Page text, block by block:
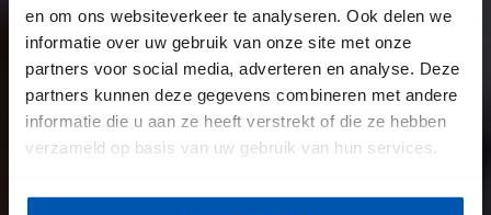
en om ons websiteverkeer te analyseren. Ook delen we
informatie over uw gebruik van onze site met onze
partners voor social media, adverteren en analyse. Deze
partners kunnen deze gegevens combineren met andere
informatie die u aan ze heeft verstrekt of die ze hebben
verzameld op basis van uw gebruik van hun services.